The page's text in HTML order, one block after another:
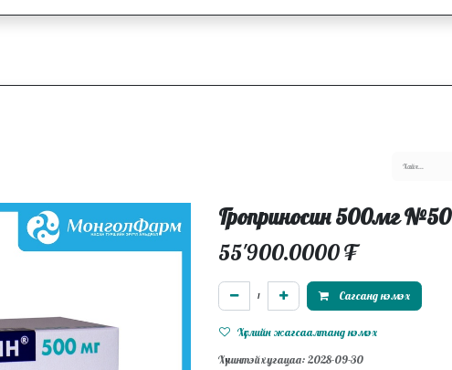
Гроприносин 500мг №50
55'900.0000₮
Сагсанд нэмэх
Хүслийн жагсаалтанд нэмэх
Хүчинтэй хугацаа: 2028-09-30